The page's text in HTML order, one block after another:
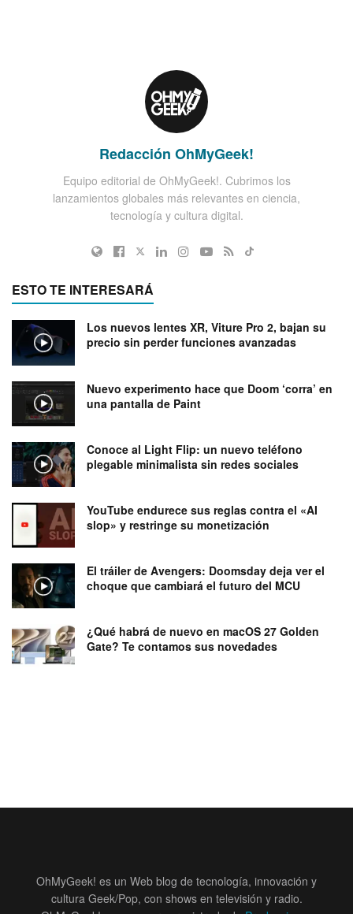
Redacción OhMyGeek!
Equipo editorial de OhMyGeek!. Cubrimos los
lanzamientos globales más relevantes en ciencia,
tecnología y cultura digital.
ESTO TE INTERESARÁ
Los nuevos lentes XR, Viture Pro 2, bajan su
precio sin perder funciones avanzadas
Nuevo experimento hace que Doom ‘corra’ en
una pantalla de Paint
Conoce al Light Flip: un nuevo teléfono
plegable minimalista sin redes sociales
YouTube endurece sus reglas contra el «AI
slop» y restringe su monetización
El tráiler de Avengers: Doomsday deja ver el
choque que cambiará el futuro del MCU
¿Qué habrá de nuevo en macOS 27 Golden
Gate? Te contamos sus novedades
OhMyGeek! es un Web blog de tecnología, innovación y
cultura Geek/Pop, con shows en televisión y radio.